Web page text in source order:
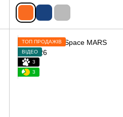
ТОП ПРОДАЖІВ
ВІДЕО
3
3